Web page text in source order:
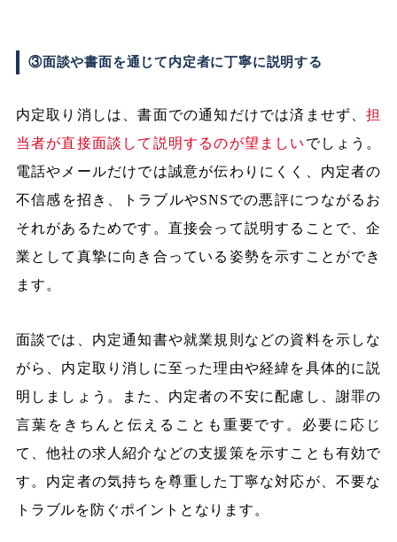
③面談や書面を通じて内定者に丁寧に説明する
内定取り消しは、書面での通知だけでは済ませず、担
当者が直接面談して説明するのが望ましい でしょう。
電話やメールだけでは誠意が伝わりにくく、内定者の
不信感を招き、トラブルやSNSでの悪評につながるお
それがあるためです。直接会って説明することで、企
業として真摯に向き合っている姿勢を示すことができ
ます。
面談では、内定通知書や就業規則などの資料を示しな
がら、内定取り消しに至った理由や経緯を具体的に説
明しましょう。また、内定者の不安に配慮し、謝罪の
言葉をきちんと伝えることも重要です。必要に応じ
て、他社の求人紹介などの支援策を示すことも有効で
す。内定者の気持ちを尊重した丁寧な対応が、不要な
トラブルを防ぐポイントとなります。